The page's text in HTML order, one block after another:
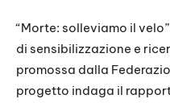
LINK
EMBED
“Morte: solleviamo il
di sensibilizzazione e
promossa dalla
progetto indaga il